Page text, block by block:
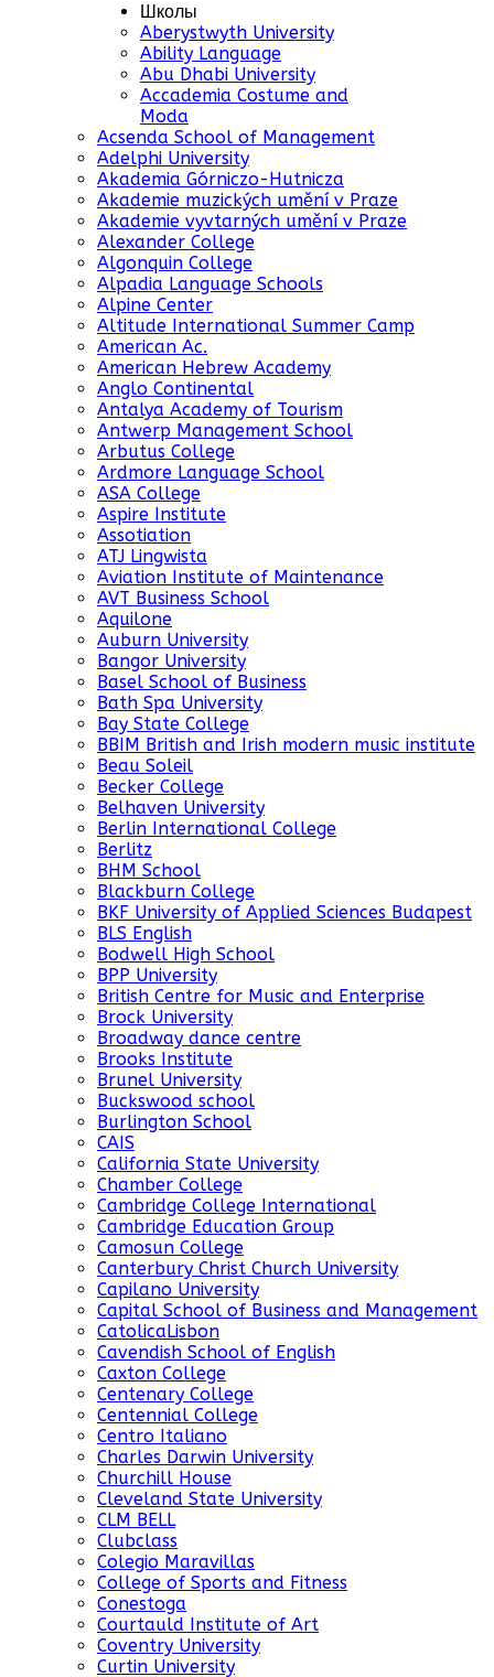
Школы
Aberystwyth University
Ability Language
Abu Dhabi University
Accademia Costume and
Moda
Acsenda School of Management
Adelphi University
Akademia Górniczo-Hutnicza
Akademie muzických umění v Praze
Akademie vyvtarných umění v Praze
Alexander College
Algonquin College
Alpadia Language Schools
Alpine Center
Altitude International Summer Camp
American Ac.
American Hebrew Academy
Anglo Continental
Antalya Academy of Tourism
Antwerp Management School
Arbutus College
Ardmore Language School
ASA College
Aspire Institute
Assotiation
ATJ Lingwista
Aviation Institute of Maintenance
AVT Business School
Aquilone
Auburn University
Bangor University
Basel School of Business
Bath Spa University
Bay State College
BBIM British and Irish modern music institute
Beau Soleil
Becker College
Belhaven University
Berlin International College
Berlitz
BHM School
Blackburn College
BKF University of Applied Sciences Budapest
BLS English
Bodwell High School
BPP University
British Centre for Music and Enterprise
Brock University
Broadway dance centre
Brooks Institute
Brunel University
Buckswood school
Burlington School
CAIS
California State University
Chamber College
Cambridge College International
Cambridge Education Group
Camosun College
Canterbury Christ Church University
Capilano University
Capital School of Business and Management
CatolicaLisbon
Cavendish School of English
Caxton College
Centenary College
Centennial College
Centro Italiano
Charles Darwin University
Churchill House
Cleveland State University
CLM BELL
Clubclass
Colegio Maravillas
College of Sports and Fitness
Conestoga
Courtauld Institute of Art
Coventry University
Curtin University